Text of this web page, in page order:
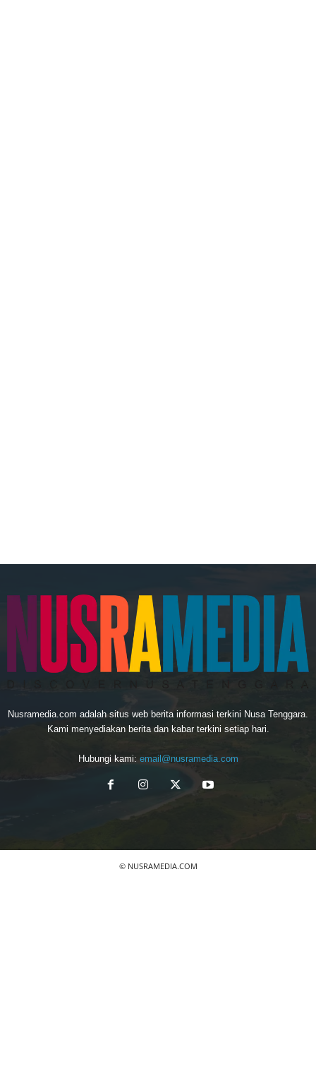
Nusramedia.com adalah situs web berita informasi terkini Nusa Tenggara.
Kami menyediakan berita dan kabar terkini setiap hari.
Hubungi kami: email@nusramedia.com
© NUSRAMEDIA.COM